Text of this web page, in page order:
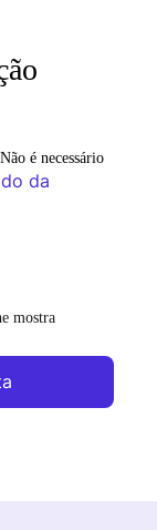
é necessário
da
mostra